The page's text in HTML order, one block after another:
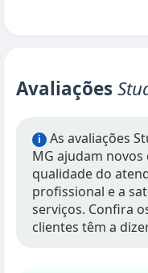
Avaliações
i
As avaliações
MG ajudam novos
qualidade do
profissional e a
serviços. Confira
clientes têm a